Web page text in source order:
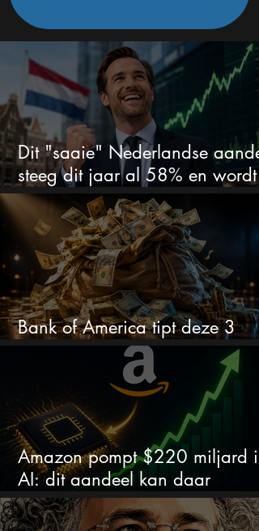
Dit "saaie" Nederlandse
steeg dit jaar al 58% en wordt
volgens analisten onderschat
Bank of America tipt deze 3
chipaandelen
Amazon pompt $220 miljard in
AI: dit aandeel kan daar
explosief van profiteren